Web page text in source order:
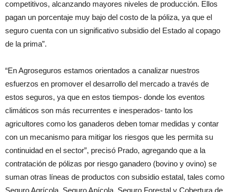
competitivos, alcanzando mayores niveles de producción. Ellos
pagan un porcentaje muy bajo del costo de la póliza, ya que el
seguro cuenta con un significativo subsidio del Estado al copago
de la prima”.
“En Agroseguros estamos orientados a canalizar nuestros
esfuerzos en promover el desarrollo del mercado a través de
estos seguros, ya que en estos tiempos- donde los eventos
climáticos son más recurrentes e inesperados- tanto los
agricultores como los ganaderos deben tomar medidas y contar
con un mecanismo para mitigar los riesgos que les permita su
continuidad en el sector”, precisó Prado, agregando que a la
contratación de pólizas por riesgo ganadero (bovino y ovino) se
suman otras líneas de productos con subsidio estatal, tales como
Seguro Agrícola, Seguro Apícola, Seguro Forestal y Cobertura de